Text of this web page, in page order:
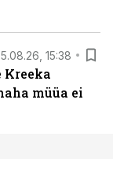
15:38
Kreeka
müüa ei